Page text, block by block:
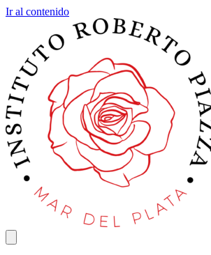
Ir al contenido